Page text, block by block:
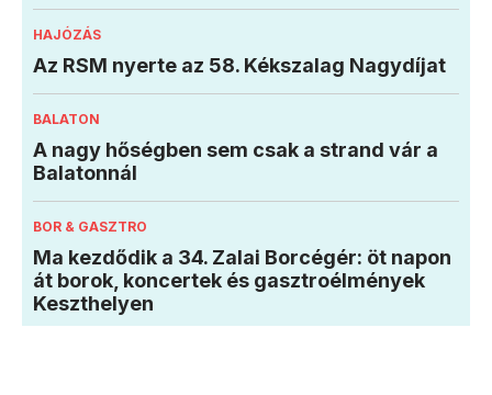
HAJÓZÁS
Az RSM nyerte az 58. Kékszalag Nagydíjat
BALATON
A nagy hőségben sem csak a strand vár a
Balatonnál
BOR & GASZTRO
Ma kezdődik a 34. Zalai Borcégér: öt napon
át borok, koncertek és gasztroélmények
Keszthelyen